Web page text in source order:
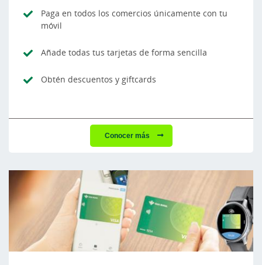
Paga en todos los comercios únicamente con tu
móvil
Añade todas tus tarjetas de forma sencilla
Obtén descuentos y giftcards
Conocer más